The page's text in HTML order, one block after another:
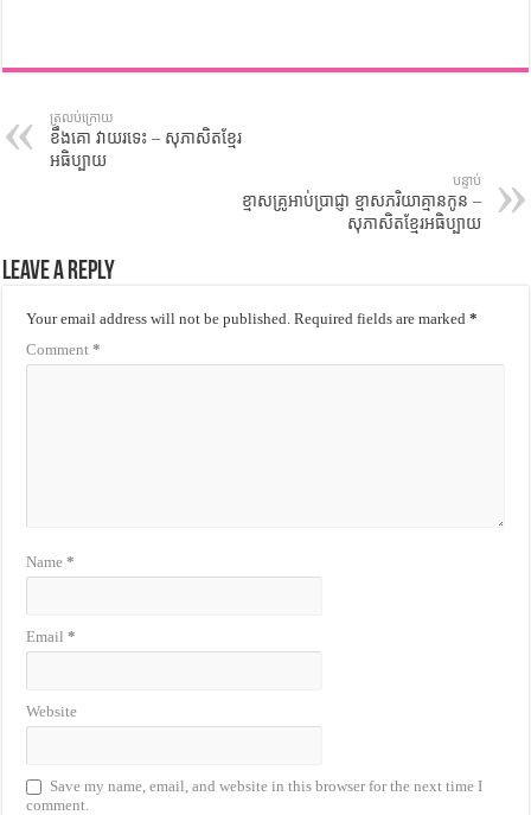
ត្រលប់ក្រោយ
ខឹងគោ វាយរទេះ – សុភាសិតខ្មែរ
អធិប្បាយ
បន្ទាប់
ខ្មាសគ្រូអាប់ប្រាជ្ញា ខ្មាសភរិយាគ្មានកូន –
សុភាសិតខ្មែរអធិប្បាយ
Leave a Reply
Your email address will not be published. Required fields are marked*
Comment*
Name*
Email*
Website
Save my name, email, and website in this browser for the next time I
comment.